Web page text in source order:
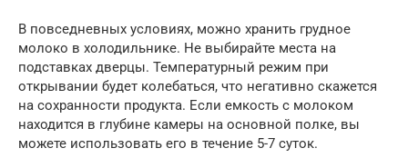
В повседневных условиях, можно хранить грудное
молоко в холодильнике. Не выбирайте места на
подставках дверцы. Температурный режим при
открывании будет колебаться, что негативно скажется
на сохранности продукта. Если емкость с молоком
находится в глубине камеры на основной полке, вы
можете использовать его в течение 5-7 суток.